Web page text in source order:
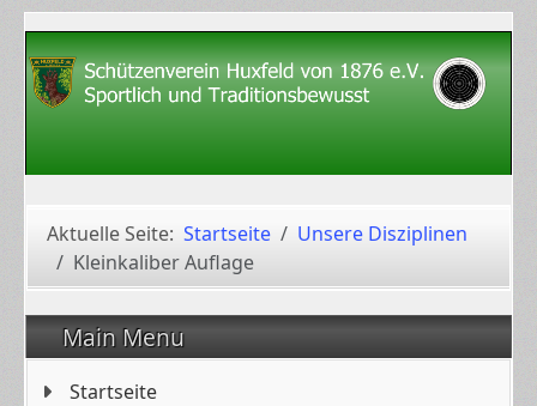
Aktuelle Seite: Startseite
Unsere Disziplinen
Kleinkaliber Auflage
Main Menu
Startseite